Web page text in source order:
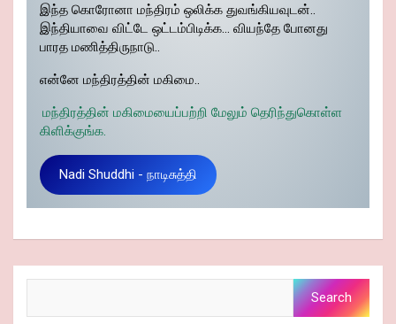
இந்த கொரோனா மந்திரம் ஒலிக்க துவங்கியவுடன்..
இந்தியாவை விட்டே ஒட்டம்பிடிக்க… வியந்தே போனது
பாரத மணித்திருநாடு..
என்னே மந்திரத்தின் மகிமை..
மந்திரத்தின் மகிமையைப்பற்றி மேலும் தெரிந்துகொள்ள
கிளிக்குங்க.
Nadi Shuddhi - நாடிசுத்தி
Search